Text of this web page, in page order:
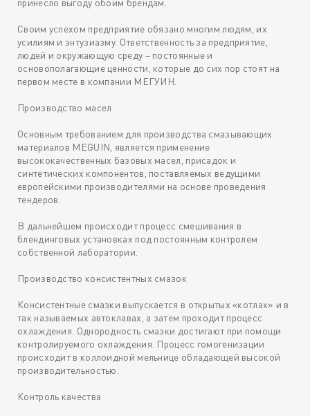
принесло выгоду обоим брендам.
Своим успехом предприятие обязано многим людям, их
усилиям и энтузиазму. Ответственность за предприятие,
людей и окружающую среду – постоянные и
основополагающие ценности, которые до сих пор стоят на
первом месте в компании МЕГУИН.
Производство масел
Основным требованием для производства смазывающих
материалов MEGUIN, является применение
высококачественных базовых масел, присадок и
синтетических компонентов, поставляемых ведущими
европейскими производителями на основе проведения
тендеров.
В дальнейшем происходит процесс смешивания в
блендинговых установках под постоянным контролем
собственной лаборатории.
Производство консистентных смазок
Консистентные смазки выпускается в открытых «котлах» и в
так называемых автоклавах, а затем проходит процесс
охлаждения. Однородность смазки достигают при помощи
контролируемого охлаждения. Процесс гомогенизации
происходит в коллоидной мельнице обладающей высокой
производительностью.
Контроль качества